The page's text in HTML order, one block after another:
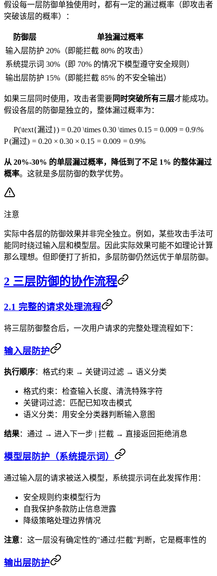
假设每一层防御单独使用时，都有一定的漏过概率（即攻击者
突破该层的概率）：
防御层
单独漏过概率
输入层防护 20%（即能拦截 80% 的攻击）
系统提示词 30%（即 70% 的情况下模型遵守安全规则）
输出层防护 15%（即能拦截 85% 的不安全输出）
如果三层同时使用，攻击者需要同时突破所有三层才能成功。
假设各层的防御是独立的，整体漏过概率为：
P(\text{漏过}) = 0.20 \times 0.30 \times 0.15 = 0.009 = 0.9\%
P(漏过) = 0.20 × 0.30 × 0.15 = 0.009 = 0.9%
从 20%-30% 的单层漏过概率，降低到了不足 1% 的整体漏过
概率。这就是多层防御的数学优势。
注意
实际中各层的防御效果并非完全独立。例如，某些攻击手法可
能同时绕过输入层和模型层。因此实际效果可能不如理论计算
那么理想。但即便打了折扣，多层防御仍然远优于单层防御。
2 三层防御的协作流程
2.1 完整的请求处理流程
将三层防御整合后，一次用户请求的完整处理流程如下：
输入层防护
执行顺序：格式约束 → 关键词过滤 → 语义分类
格式约束：检查输入长度、清洗特殊字符
关键词过滤：匹配已知攻击模式
语义分类：用安全分类器判断输入意图
结果：通过 → 进入下一步 | 拦截 → 直接返回拒绝消息
模型层防护（系统提示词）
通过输入层的请求被送入模型，系统提示词在此发挥作用：
安全规则约束模型行为
自我保护条款防止信息泄露
降级策略处理边界情况
注意：这一层没有确定性的"通过/拦截"判断，它是概率性的
输出层防护